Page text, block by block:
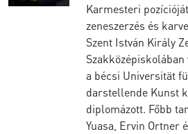
Karmesteri
zeneszerzés és
Szent István Király
Szakközépiskolában
a bécsi Universität
darstellende Kunst
diplomázott. Főbb
Yuasa, Ervin Ortner